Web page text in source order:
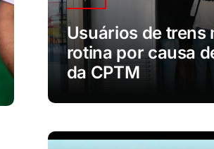
Usuários de trens
rotina por causa
da CPTM